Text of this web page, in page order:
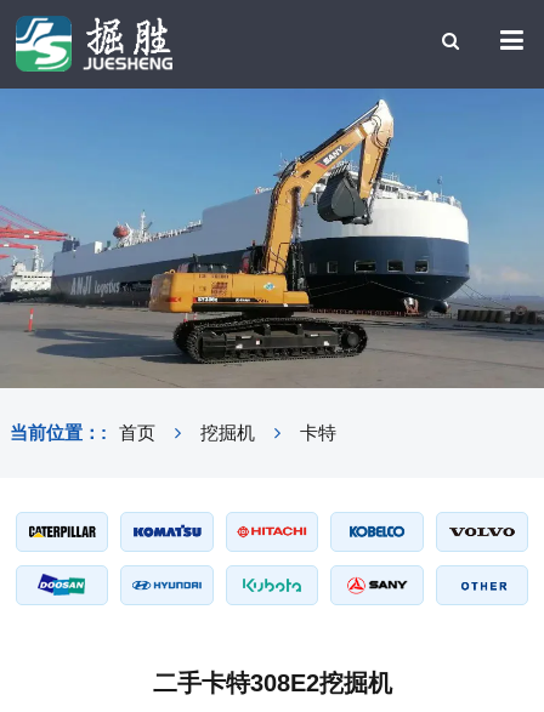
当前位置：: 首页 挖掘机 卡特
二手卡特308E2挖掘机